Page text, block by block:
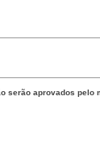
serão aprovados pelo